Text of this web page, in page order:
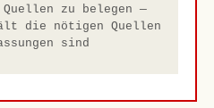
zu belegen —
die nötigen Quellen
sind